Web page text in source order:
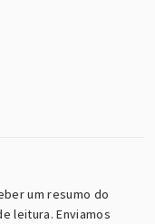
um resumo do
leitura. Enviamos